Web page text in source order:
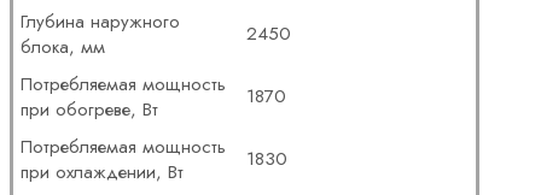
Глубина наружного
блока, мм
2450
Потребляемая мощность
при обогреве, Вт
1870
Потребляемая мощность
при охлаждении, Вт
1830